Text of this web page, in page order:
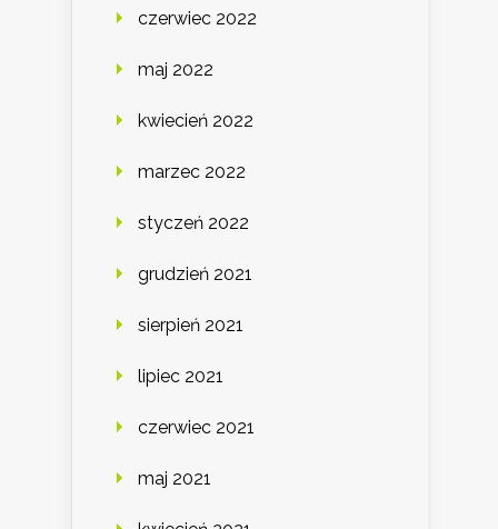
czerwiec 2022
maj 2022
kwiecień 2022
marzec 2022
styczeń 2022
grudzień 2021
sierpień 2021
lipiec 2021
czerwiec 2021
maj 2021